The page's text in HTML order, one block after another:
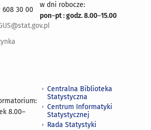
608 30 00
w dni robocze:
pon–pt : godz. 8.00–15.00
8.00–
Centralna Biblioteka
Statystyczna
Centrum Informatyki
Statystycznej
Rada Statystyki